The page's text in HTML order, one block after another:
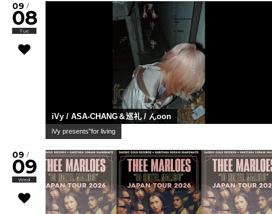
09 /
08
Tue
iVy / ASA-CHANG＆巡礼 / んoon
iVy presents"for living
09 /
09
Wed